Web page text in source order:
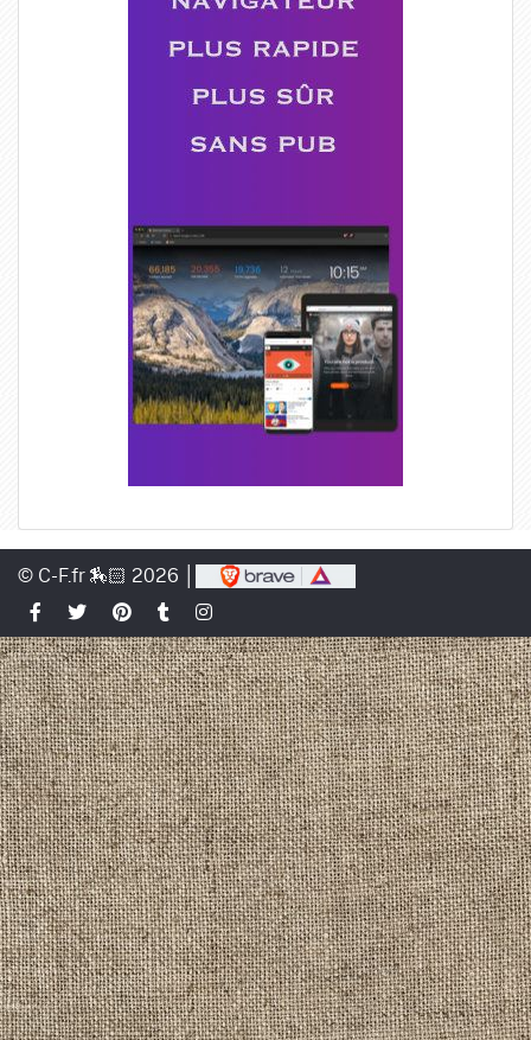
© C-F.fr 🏇🏻 2026 │